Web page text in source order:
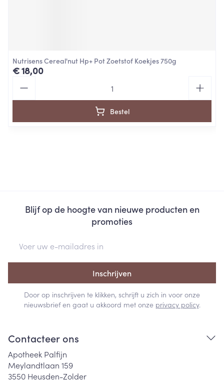
Nutrisens Cereal'nut Hp+ Pot Zoetstof Koekjes 750g
€ 18,00
Bestel
Blijf op de hoogte van nieuwe producten en
promoties
Inschrijven
Door op inschrijven te klikken, schrijft u zich in voor onze
nieuwsbrief en gaat u akkoord met onze privacy policy.
Contacteer ons
Apotheek Palfijn
Meylandtlaan 159
3550 Heusden-Zolder